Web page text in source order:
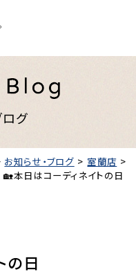
ログ
お知らせ・ブログ > 室蘭店 >
🏡本日はコーディネイトの日
の日